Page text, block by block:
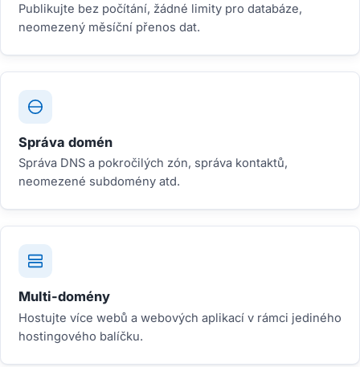
Publikujte bez počítání, žádné limity pro databáze,
neomezený měsíční přenos dat.
Správa domén
Správa DNS a pokročilých zón, správa kontaktů,
neomezené subdomény atd.
Multi-domény
Hostujte více webů a webových aplikací v rámci jediného
hostingového balíčku.